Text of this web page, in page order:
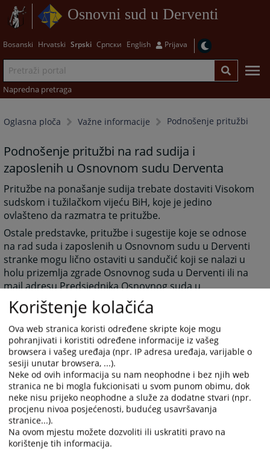
Osnovni sud u Derventi
Bosanski Hrvatski Srpski Српски English Prijava
Napredna pretraga
Oglasna ploča Važne informacije Podnošenje pritužbi
Podnošenje pritužbi na rad sudija i
zaposlenih u Osnovnom sudu Derventa
Pritužbe na ponašanje sudija trebate dostaviti Visokom
sudskom i tužilačkom vijeću BiH, koje je jedino
ovlašteno da razmatra te pritužbe.
Ostale predstavke, pritužbe i sugestije koje se odnose
na rad suda i zaposlenih u Osnovnom sudu u Derventi
stranke mogu lično ostaviti u sandučić koji se nalazi u
holu prizemlja zgrade Osnovnog suda u Derventi ili na
mail adresu Predsjednika Osnovnog suda u
Derventi sudije Zorana Lazića.
zoran.lazic@pravosudje.ba
3979PREGLEDA
Korištenje kolačića
Ova web stranica koristi određene skripte koje mogu
pohranjivati i koristiti određene informacije iz vašeg
browsera i vašeg uređaja (npr. IP adresa uređaja, varijable o
sesiji unutar browsera, ...).
Neke od ovih informacija su nam neophodne i bez njih web
stranica ne bi mogla fukcionisati u svom punom obimu, dok
neke nisu prijeko neophodne a služe za dodatne stvari (npr.
procjenu nivoa posjećenosti, budućeg usavršavanja
stranice...).
Na ovom mjestu možete dozvoliti ili uskratiti pravo na
korištenje tih informacija.